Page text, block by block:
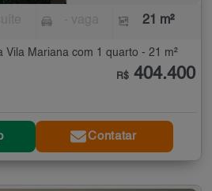
21 m²
Vila Mariana com 1 quarto - 21 m²
R$ 404.400
Contatar